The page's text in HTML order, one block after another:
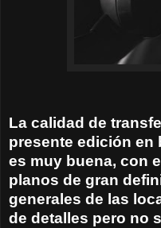
La calidad de
presente edición en
es muy buena, con
planos de gran
generales de las
de detalles pero no